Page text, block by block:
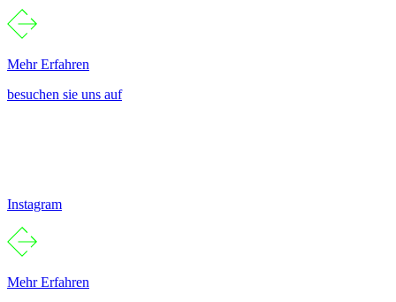
Mehr Erfahren
besuchen sie uns auf
Instagram
Mehr Erfahren